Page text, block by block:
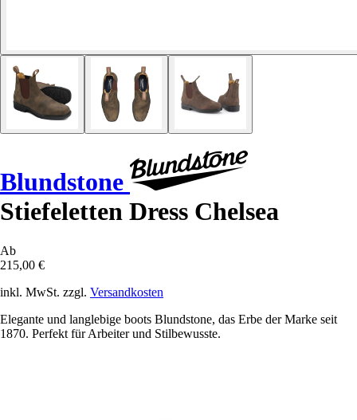
Blundstone
Stiefeletten Dress Chelsea
Ab
215,00 €
inkl. MwSt. zzgl. Versandkosten
Elegante und langlebige boots Blundstone, das Erbe der Marke seit
1870. Perfekt für Arbeiter und Stilbewusste.